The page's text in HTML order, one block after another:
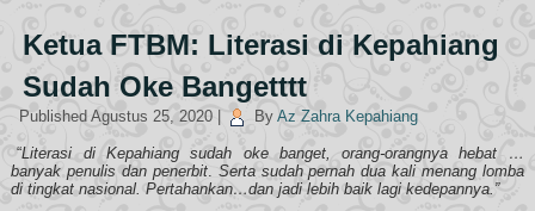
Ketua FTBM: Literasi di Kepahiang
Sudah Oke Bangetttt
Published Agustus 25, 2020 By Az Zahra Kepahiang
“Literasi di Kepahiang sudah oke banget, orang-orangnya hebat …
banyak penulis dan penerbit. Serta sudah pernah dua kali menang lomba
di tingkat nasional. Pertahankan…dan jadi lebih baik lagi kedepannya.”